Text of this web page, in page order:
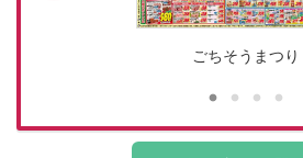
ごちそうまつり